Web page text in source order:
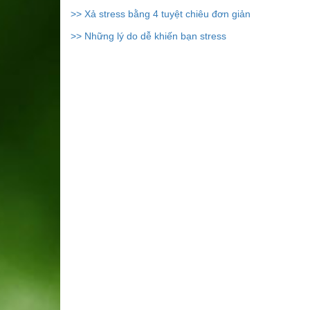
>> Xả stress bằng 4 tuyệt chiêu đơn giản
>> Những lý do dễ khiến bạn stress